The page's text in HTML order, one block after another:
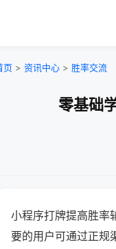
页 > 资讯中心 > 胜率交流
零基础
小程序打牌提高胜率
要的用户可通过正规